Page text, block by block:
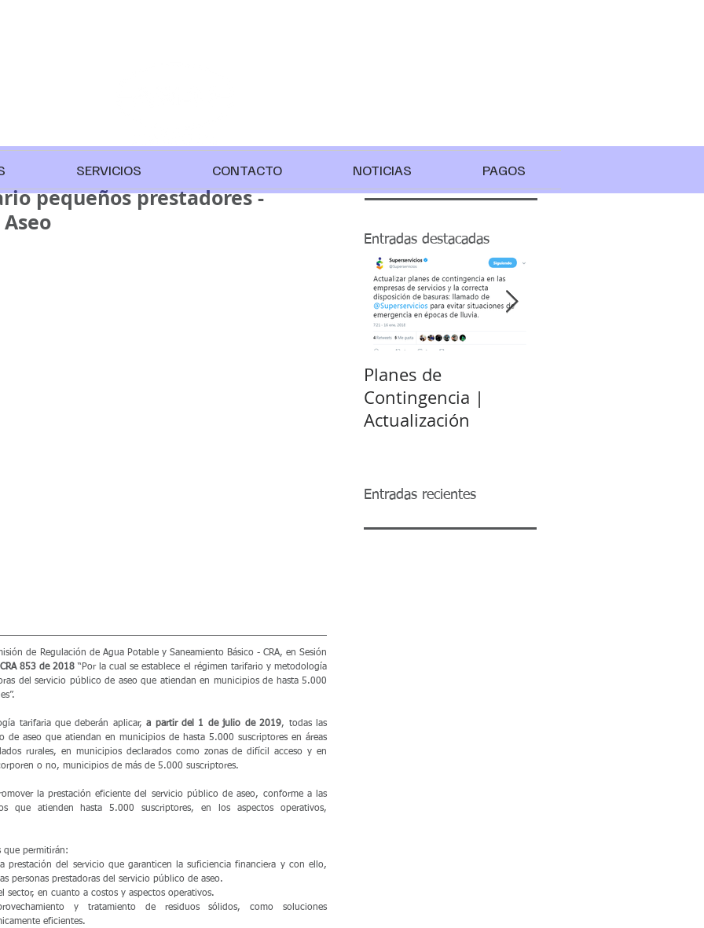
pequeños prestadores -
de Regulación de Agua Potable y Saneamiento Básico - CRA, en Sesión
853 de 2018 “Por la cual se establece el régimen tarifario y metodología
del servicio público de aseo que atiendan en municipios de hasta 5.000
tarifaria que deberán aplicar, a partir del 1 de julio de 2019, todas las
de aseo que atiendan en municipios de hasta 5.000 suscriptores en áreas
rurales, en municipios declarados como zonas de difícil acceso y en
o no, municipios de más de 5.000 suscriptores.
la prestación eficiente del servicio público de aseo, conforme a las
que atienden hasta 5.000 suscriptores, en los aspectos operativos,
que permitirán:
prestación del servicio que garanticen la suficiencia financiera y con ello,
personas prestadoras del servicio público de aseo.
sector, en cuanto a costos y aspectos operativos.
y tratamiento de residuos sólidos, como soluciones
eficientes.
Entradas destacadas
Planes de
Contingencia |
Actualización
Entradas recientes
SERVICIOS CONTACTO NOTICIAS PAGOS